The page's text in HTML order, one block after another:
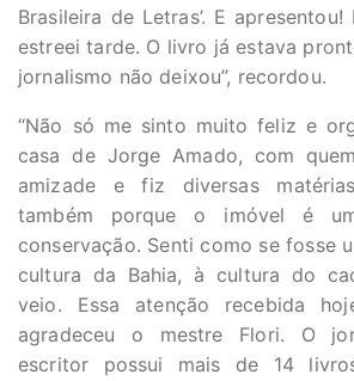
Brasileira de Letras’. E
estreei tarde. O livro já estava
jornalismo não deixou”, recordou.
“Não só me sinto muito feliz e
casa de Jorge Amado, com
amizade e fiz diversas
também porque o imóvel é
conservação. Senti como se fosse
cultura da Bahia, à cultura do
veio. Essa atenção recebida
agradeceu o mestre Flori. O
escritor possui mais de 14